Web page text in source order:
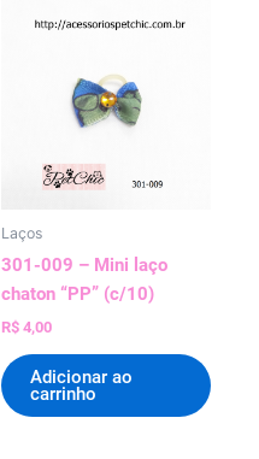
Laços
301-009 – Mini laço
chaton “PP” (c/10)
R$ 4,00
Adicionar ao
carrinho